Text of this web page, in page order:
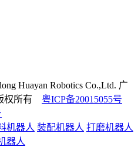
Huayan Robotics Co.,Ltd. 广
权所有 粤ICP备20015055号
机器人 装配机器人 打磨机器人
器人